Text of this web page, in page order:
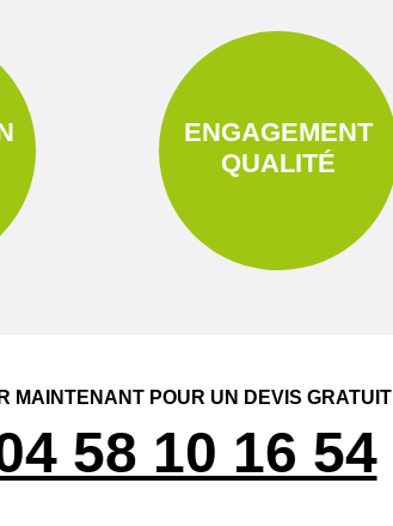
ENGAGEMENT
QUALITÉ
MAINTENANT POUR UN DEVIS GRATUIT
58 10 16 54